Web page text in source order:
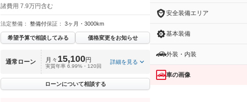
諸費用 7.9万円含む
法定整備： 整備付保証： 3ヶ月・3000km
希望予算で相談してみる 価格変更をお知らせ
通常ローン 月々 15,100円
実質年率 6.99%・120回
詳細を見る
ローンについて相談する
安全装備エリア
基本装備
外装・内装
車の画像